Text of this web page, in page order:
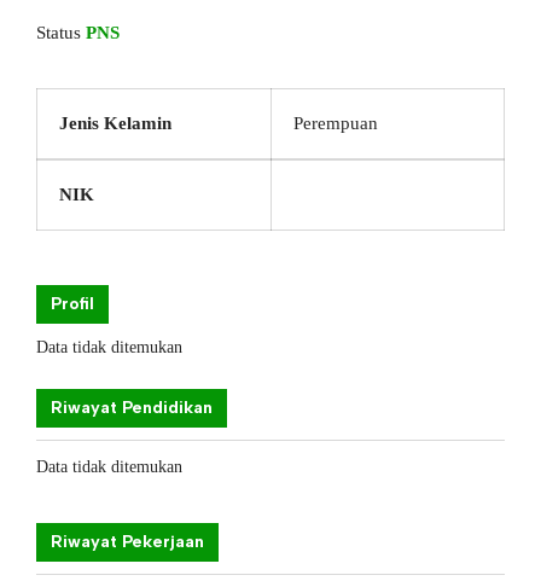
Status PNS
Jenis Kelamin Perempuan
NIK
Profil
Data tidak ditemukan
Riwayat Pendidikan
Data tidak ditemukan
Riwayat Pekerjaan